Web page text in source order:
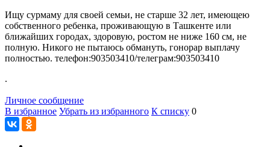
Ищу сурмаму для своей семьи, не старше 32 лет, имеющею
собственного ребенка, проживающую в Ташкенте или
ближайших городах, здоровую, ростом не ниже 160 см, не
полную. Никого не пытаюсь обмануть, гонорар выплачу
полностью. телефон:903503410/телеграм:903503410
.
Личное сообщение
В избранное Убрать из избранного К списку 0